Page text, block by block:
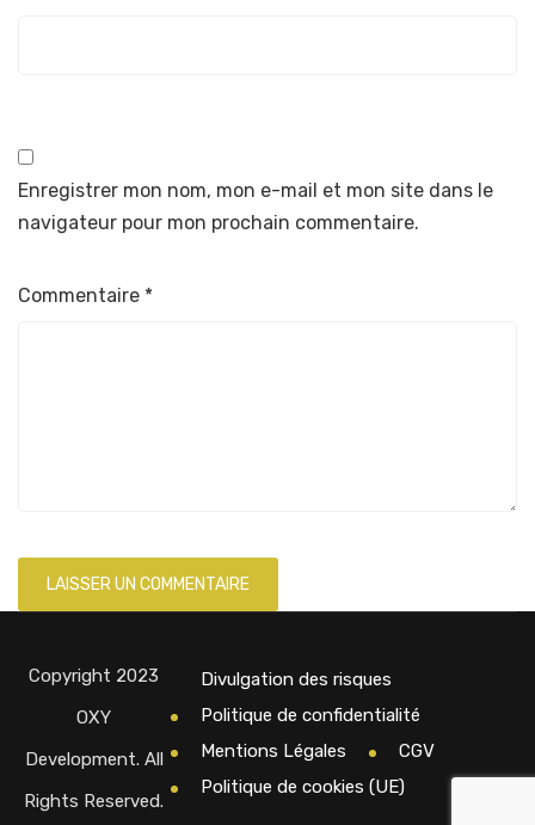
Enregistrer mon nom, mon e-mail et mon site dans le
navigateur pour mon prochain commentaire.
Commentaire *
Copyright 2023
OXY
Development. All
Rights Reserved.
Divulgation des risques
Politique de confidentialité
Mentions Légales
CGV
Politique de cookies (UE)